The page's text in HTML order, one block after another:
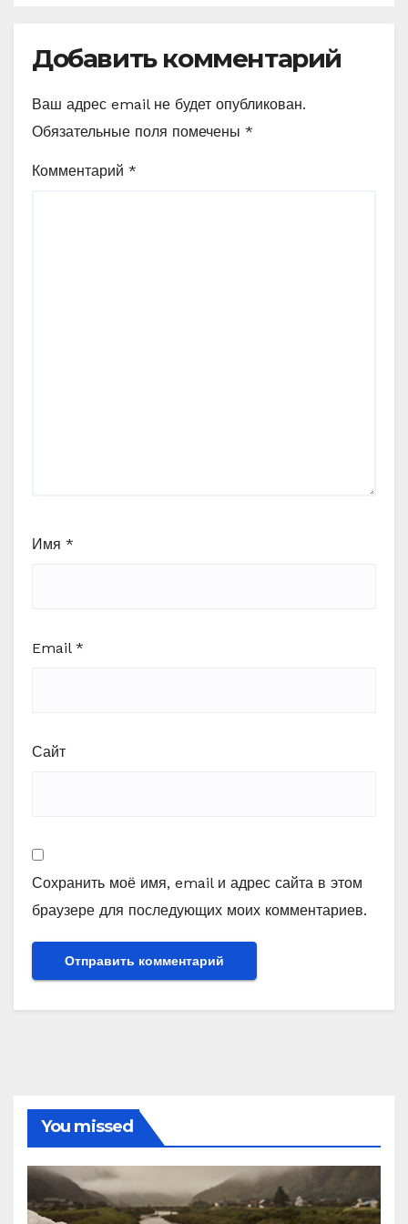
Добавить комментарий
Ваш адрес email не будет опубликован.
Обязательные поля помечены *
Комментарий *
Имя *
Email *
Сайт
Сохранить моё имя, email и адрес сайта в этом
браузере для последующих моих комментариев.
You missed